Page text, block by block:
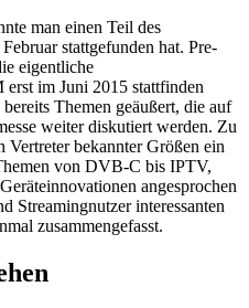
man einen Teil des
stattgefunden hat. Pre-
eigentliche
im Juni 2015 stattfinden
Themen geäußert, die auf
weiter diskutiert werden. Zu
Vertreter bekannter Größen ein
von DVB-C bis IPTV,
angesprochen
Streamingnutzer interessanten
zusammengefasst.